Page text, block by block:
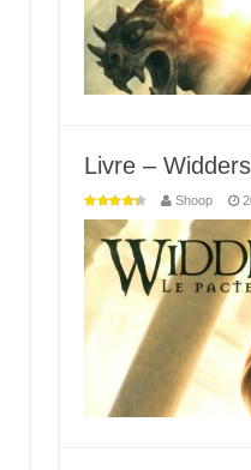
Livre –
Shoop